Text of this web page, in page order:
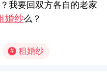
我要回双方各自的老家
婚纱么？
# 租婚纱